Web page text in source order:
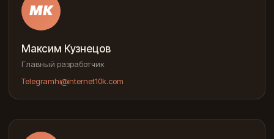
МК
Максим Кузнецов
Главный разработчик
Telegramhi@internet10k.com